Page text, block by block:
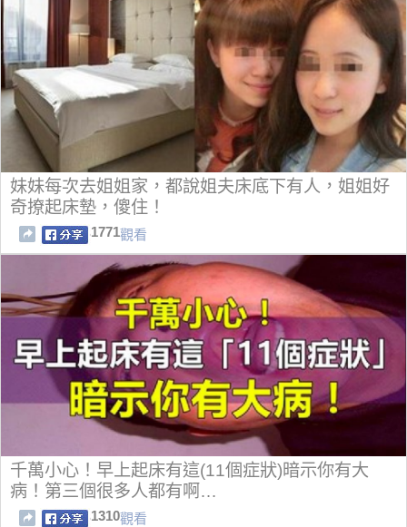
妹妹每次去姐姐家，都說姐夫床底下有人，姐姐好
奇撩起床墊，傻住！
1771觀看
千萬小心！早上起床有這(11個症狀)暗示你有大
病！第三個很多人都有啊…
1310觀看